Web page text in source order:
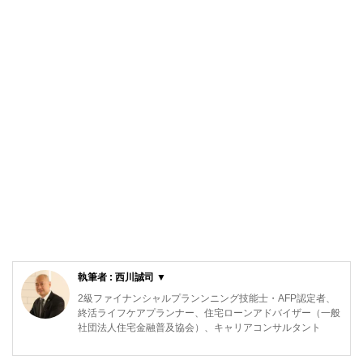
執筆者 : 西川誠司 ▼
2級ファイナンシャルプランンニング技能士・AFP認定者、
終活ライフケアプランナー、住宅ローンアドバイザー（一般
社団法人住宅金融普及協会）、キャリアコンサルタント
ウェディングドレスショップ「Atsu Nishikawa」を17年間経